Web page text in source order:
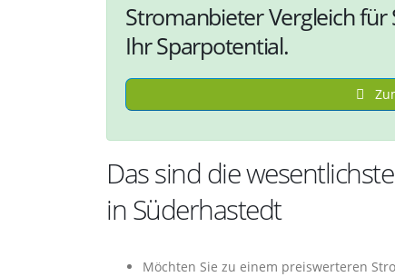
Stromanbieter Vergleich
Ihr Sparpotential.
Das sind die
in Süderhastedt
Möchten Sie zu einem preiswerteren